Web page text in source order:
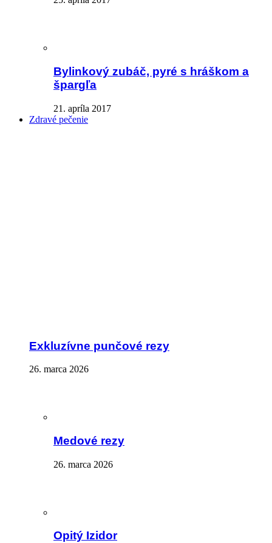
Bylinkový zubáč, pyré s hráškom a
špargľa
21. apríla 2017
Zdravé pečenie
Exkluzívne punčové rezy
26. marca 2026
Medové rezy
26. marca 2026
Opitý Izidor